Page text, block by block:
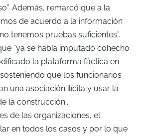
Además, remarcó que a la
de acuerdo a la información
tenemos pruebas suficientes”.
“ya se había imputado cohecho
la plataforma fáctica en
que los funcionarios
una asociación ilícita y usar la
la construcción”.
de las organizaciones, el
en todos los casos y por lo que